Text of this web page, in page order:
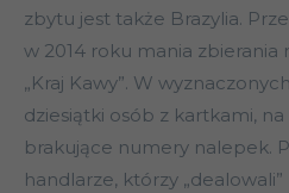
zbytu jest także Brazylia.
w 2014 roku mania zbierania
„Kraj Kawy”. W
dziesiątki osób z kartkami,
brakujące numery nalepek.
handlarze, którzy